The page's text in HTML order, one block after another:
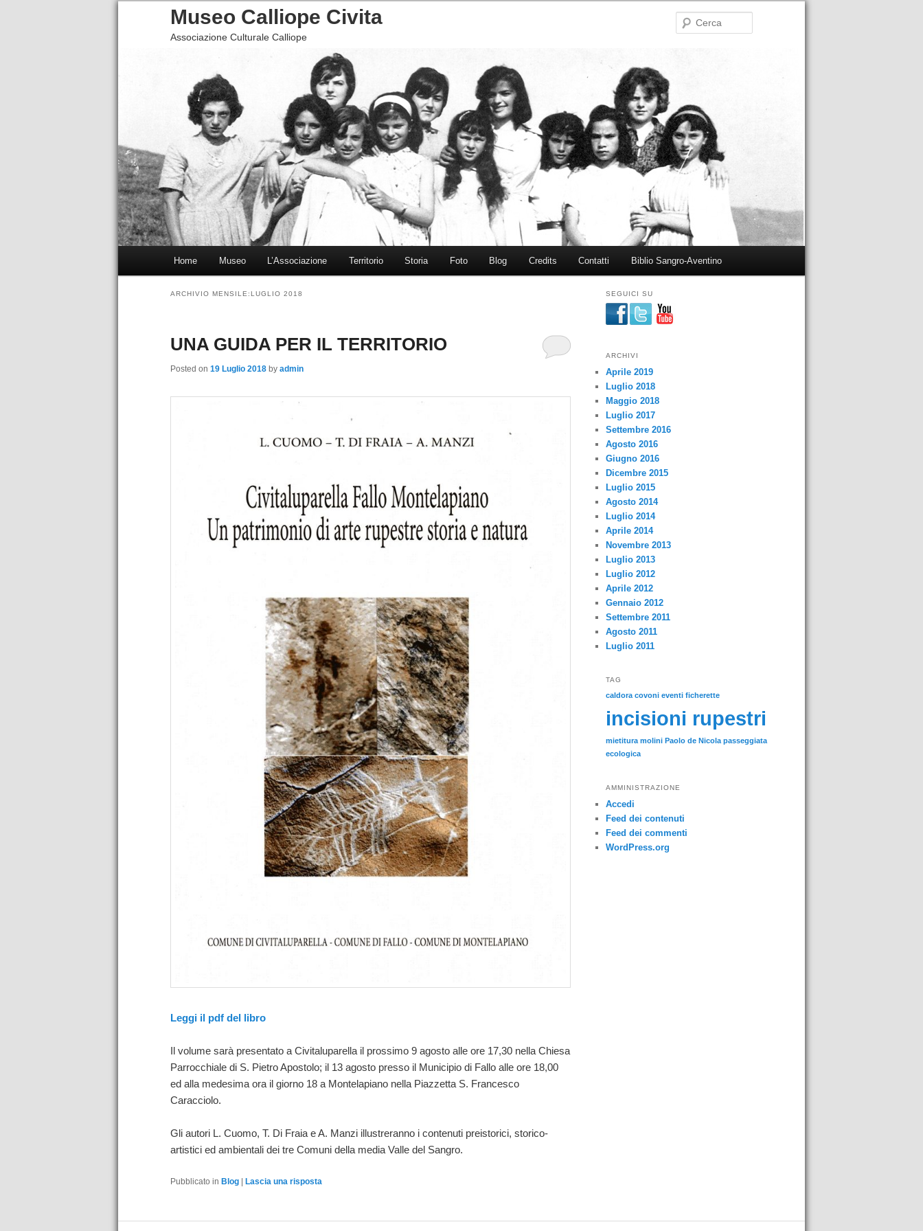
Museo Calliope Civita
Associazione Culturale Calliope
Vai al contenuto principale
Vai al contenuto secondario
Home Museo L’Associazione Territorio Storia Foto Blog Credits Contatti Biblio Sangro-Aventino
ARCHIVIO MENSILE:LUGLIO 2018
UNA GUIDA PER IL TERRITORIO
Posted on 19 Luglio 2018 by admin
Leggi il pdf del libro
Il volume sarà presentato a Civitaluparella il prossimo 9 agosto alle ore 17,30 nella Chiesa
Parrocchiale di S. Pietro Apostolo; il 13 agosto presso il Municipio di Fallo alle ore 18,00
ed alla medesima ora il giorno 18 a Montelapiano nella Piazzetta S. Francesco
Caracciolo.
Gli autori L. Cuomo, T. Di Fraia e A. Manzi illustreranno i contenuti preistorici, storico-
artistici ed ambientali dei tre Comuni della media Valle del Sangro.
Pubblicato in Blog | Lascia una risposta
SEGUICI SU
ARCHIVI
Aprile 2019
Luglio 2018
Maggio 2018
Luglio 2017
Settembre 2016
Agosto 2016
Giugno 2016
Dicembre 2015
Luglio 2015
Agosto 2014
Luglio 2014
Aprile 2014
Novembre 2013
Luglio 2013
Luglio 2012
Aprile 2012
Gennaio 2012
Settembre 2011
Agosto 2011
Luglio 2011
TAG
caldora covoni eventi ficherette
incisioni rupestri
mietitura molini Paolo de Nicola passeggiata
ecologica
AMMINISTRAZIONE
Accedi
Feed dei contenuti
Feed dei commenti
WordPress.org